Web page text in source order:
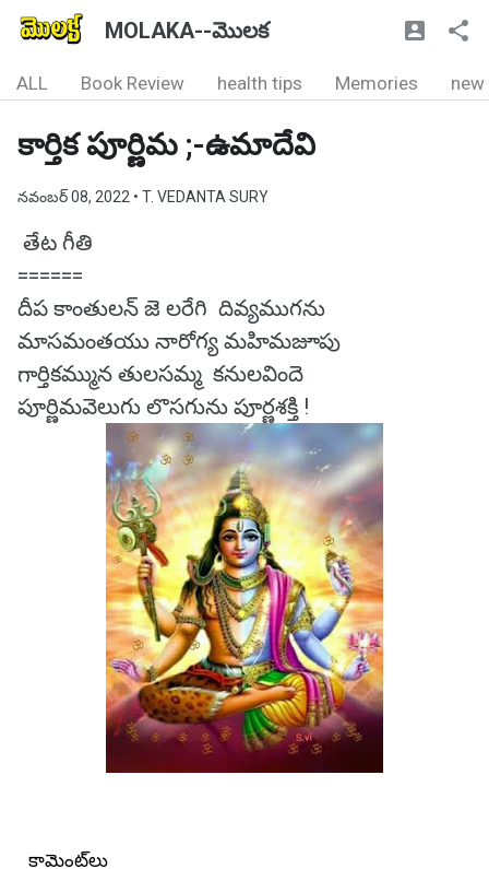
MOLAKA--మొలక
ALL Book Review health tips Memories new
కార్తిక పూర్ణిమ ;-ఉమాదేవి
నవంబర్ 08, 2022 • T. VEDANTA SURY
తేట గీతి
======
దీప కాంతులన్ జె లరేగి దివ్యముగను
మాసమంతయు నారోగ్య మహిమజూపు
గార్తికమ్మున తులసమ్మ కనులవిందె
పూర్ణిమవెలుగు లొసగును పూర్ణశక్తి !
కామెంట్‌లు